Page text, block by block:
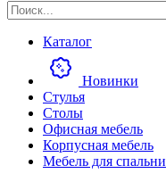
Каталог
Новинки
Стулья
Столы
Офисная мебель
Корпусная мебель
Мебель для спальни